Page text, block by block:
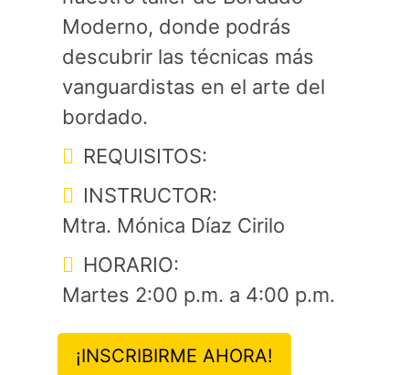
Moderno, donde podrás
descubrir las técnicas más
vanguardistas en el arte del
bordado.
REQUISITOS:
INSTRUCTOR:
Mtra. Mónica Díaz Cirilo
HORARIO:
Martes 2:00 p.m. a 4:00 p.m.
¡INSCRIBIRME AHORA!